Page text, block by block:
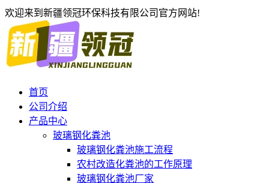
欢迎来到新疆领冠环保科技有限公司官方网站!
首页
公司介绍
产品中心
玻璃钢化粪池
玻璃钢化粪池施工流程
农村改造化粪池的工作原理
玻璃钢化粪池厂家